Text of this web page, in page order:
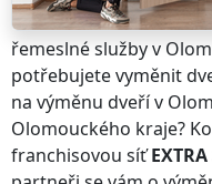
řemeslné službyv
potřebujete vyměnit
na výměnu dveřív
Olomouckého kraje?
franchisovou síťEXTRA